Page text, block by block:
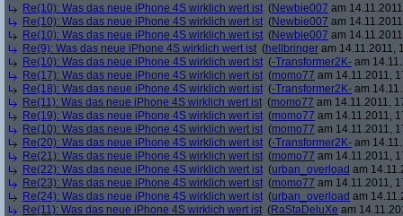
Re(10): Was das neue iPhone 4S wirklich wert ist (Newbie007 am
Re(10): Was das neue iPhone 4S wirklich wert ist (Newbie007 am
Re(10): Was das neue iPhone 4S wirklich wert ist (Newbie007 am
Re(9): Was das neue iPhone 4S wirklich wert ist (hellbringer am 14.11.2011,
Re(10): Was das neue iPhone 4S wirklich wert ist (-Transformer2K- am
Re(17): Was das neue iPhone 4S wirklich wert ist (momo77 am 14.11.2011,
Re(18): Was das neue iPhone 4S wirklich wert ist (-Transformer2K- am
Re(11): Was das neue iPhone 4S wirklich wert ist (momo77 am 14.11.2011,
Re(19): Was das neue iPhone 4S wirklich wert ist (momo77 am 14.11.2011,
Re(10): Was das neue iPhone 4S wirklich wert ist (momo77 am 14.11.2011,
Re(20): Was das neue iPhone 4S wirklich wert ist (-Transformer2K- am
Re(21): Was das neue iPhone 4S wirklich wert ist (momo77 am 14.11.2011,
Re(22): Was das neue iPhone 4S wirklich wert ist (urban_overload am
Re(23): Was das neue iPhone 4S wirklich wert ist (momo77 am 14.11.2011,
Re(24): Was das neue iPhone 4S wirklich wert ist (urban_overload am
Re(11): Was das neue iPhone 4S wirklich wert ist (RaStaDeluXe am